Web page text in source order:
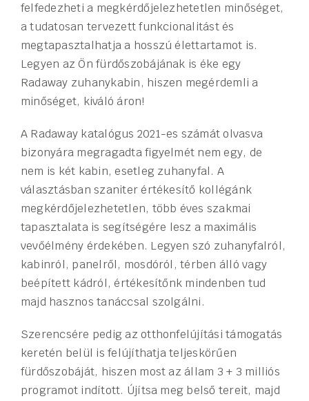
felfedezheti a megkérdőjelezhetetlen minőséget,
a tudatosan tervezett funkcionalitást és
megtapasztalhatja a hosszú élettartamot is.
Legyen az Ön fürdőszobájának is éke egy
Radaway zuhanykabin, hiszen megérdemli a
minőséget, kiváló áron!
A Radaway katalógus 2021-es számát olvasva
bizonyára megragadta figyelmét nem egy, de
nem is két kabin, esetleg zuhanyfal. A
választásban szaniter értékesítő kollégánk
megkérdőjelezhetetlen, több éves szakmai
tapasztalata is segítségére lesz a maximális
vevőélmény érdekében. Legyen szó zuhanyfalról,
kabinról, panelről, mosdóról, térben álló vagy
beépített kádról, értékesítőnk mindenben tud
majd hasznos tanáccsal szolgálni.
Szerencsére pedig az otthonfelújítási támogatás
keretén belül is felújíthatja teljeskörűen
fürdőszobáját, hiszen most az állam 3 + 3 milliós
programot indított. Újítsa meg belső tereit, majd